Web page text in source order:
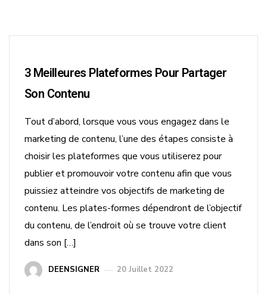
3 Meilleures Plateformes Pour Partager
Son Contenu
Tout d’abord, lorsque vous vous engagez dans le
marketing de contenu, l’une des étapes consiste à
choisir les plateformes que vous utiliserez pour
publier et promouvoir votre contenu afin que vous
puissiez atteindre vos objectifs de marketing de
contenu. Les plates-formes dépendront de l’objectif
du contenu, de l’endroit où se trouve votre client
dans son […]
DEENSIGNER 20 Juillet 2022